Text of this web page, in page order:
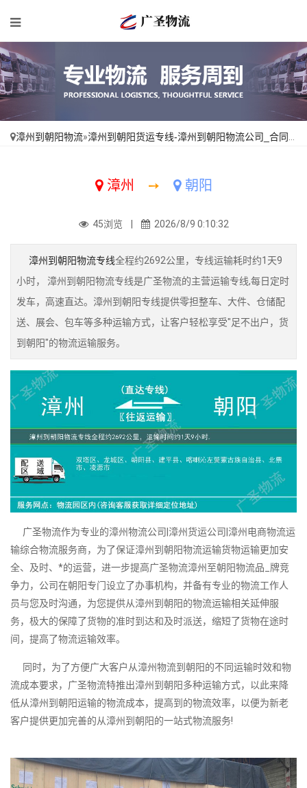
漳州到朝阳物流»漳州到朝阳货运专线-漳州到朝阳物流公司_合同承运「费用多少」
漳州 ➙ 朝阳
45浏览 | 2026/8/9 0:10:32
漳州到朝阳物流专线全程约2692公里，专线运输耗时约1天9
小时， 漳州到朝阳物流专线是广圣物流的主营运输专线,每日定时
发车，高速直达。漳州到朝阳专线提供零担整车、大件、仓储配
送、展会、包车等多种运输方式，让客户轻松享受"足不出户，货
到朝阳"的物流运输服务。
广圣物流作为专业的漳州物流公司|漳州货运公司|漳州电商物流运
输综合物流服务商，为了保证漳州到朝阳物流运输货物运输更加安
全、及时、*的运营，进一步提高广圣物流漳州至朝阳物流品_牌竞
争力，公司在朝阳专门设立了办事机构，并备有专业的物流工作人
员与您及时沟通，为您提供从漳州到朝阳的物流运输相关延伸服
务，极大的保障了货物的准时到达和及时派送，缩短了货物在途时
间，提高了物流运输效率。
同时，为了方便广大客户从漳州物流到朝阳的不同运输时效和物
流成本要求，广圣物流特推出漳州到朝阳多种运输方式，以此来降
低从漳州到朝阳运输的物流成本，提高到的物流效率，以便为新老
客户提供更加完善的从漳州到朝阳的一站式物流服务!